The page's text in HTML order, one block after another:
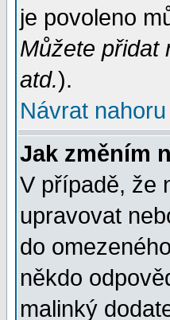
je povoleno
Můžete přidat
atd.).
Návrat nahoru
Jak změním
V případě, že
upravovat
do
někdo
malinký